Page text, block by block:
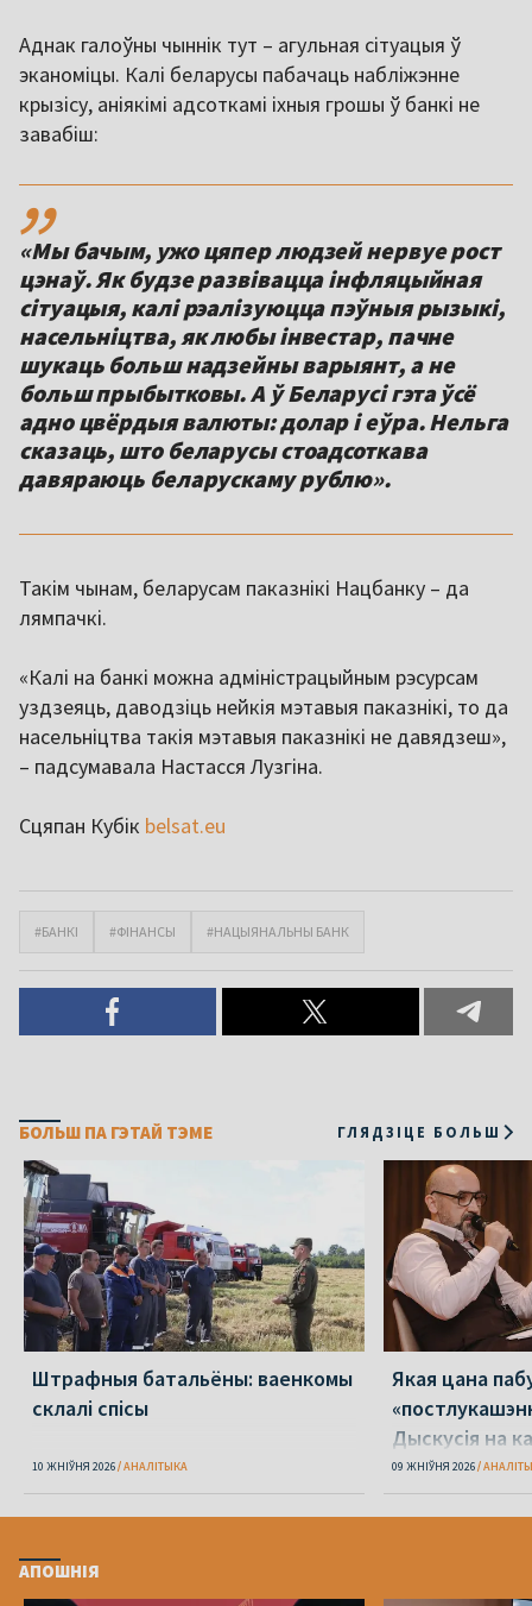
Аднак галоўны чыннік тут – агульная сітуацыя ў
эканоміцы. Калі беларусы пабачаць набліжэнне
крызісу, аніякімі адсоткамі іхныя грошы ў банкі не
завабіш:
,,
«Мы бачым, ужо цяпер людзей нервуе рост
цэнаў. Як будзе развівацца інфляцыйная
сітуацыя, калі рэалізуюцца пэўныя рызыкі,
насельніцтва, як любы інвестар, пачне
шукаць больш надзейны варыянт, а не
больш прыбытковы. А ў Беларусі гэта ўсё
адно цвёрдыя валюты: долар і еўра. Нельга
сказаць, што беларусы стоадсоткава
давяраюць беларускаму рублю».
Такім чынам, беларусам паказнікі Нацбанку – да
лямпачкі.
«Калі на банкі можна адміністрацыйным рэсурсам
уздзеяць, даводзіць нейкія мэтавыя паказнікі, то да
насельніцтва такія мэтавыя паказнікі не давядзеш»,
– падсумавала Настасся Лузгіна.
Сцяпан Кубік belsat.eu
#БАНКІ #ФІНАНСЫ #НАЦЫЯНАЛЬНЫ БАНК
БОЛЬШ ПА ГЭТАЙ ТЭМЕ ГЛЯДЗІЦЕ БОЛЬШ
Штрафныя батальёны: ваенкомы
склалі спісы
10 ЖНІЎНЯ 2026 АНАЛІТЫКА
Якая цана
Дыскусія на
Беларусь»
09 ЖНІЎНЯ 2026
АПОШНІЯ